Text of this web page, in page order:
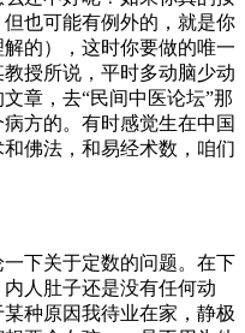
也可能有例外的，就是你
的），这时你要做的唯一
授所说，平时多动脑少动
章，去“民间中医论坛”那
方的。有时感觉生在中国
佛法，和易经术数，咱们
下关于定数的问题。在下
人肚子还是没有任何动
种原因我待业在家，静极